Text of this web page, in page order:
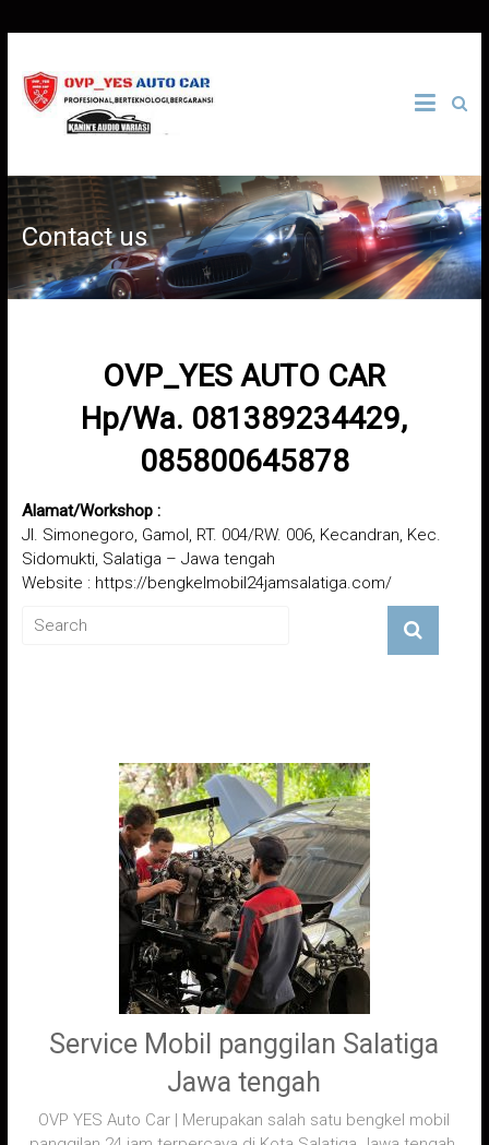
content
OVP
YES
Auto
Car
Bengkel
Mobil
Contact us
OVP_YES AUTO CAR
Hp/Wa. 081389234429,
085800645878
Alamat/Workshop :
Jl. Simonegoro, Gamol, RT. 004/RW. 006, Kecandran, Kec.
Sidomukti, Salatiga – Jawa tengah
Website : https://bengkelmobil24jamsalatiga.com/
Service Mobil panggilan Salatiga
Jawa tengah
OVP YES Auto Car | Merupakan salah satu bengkel mobil